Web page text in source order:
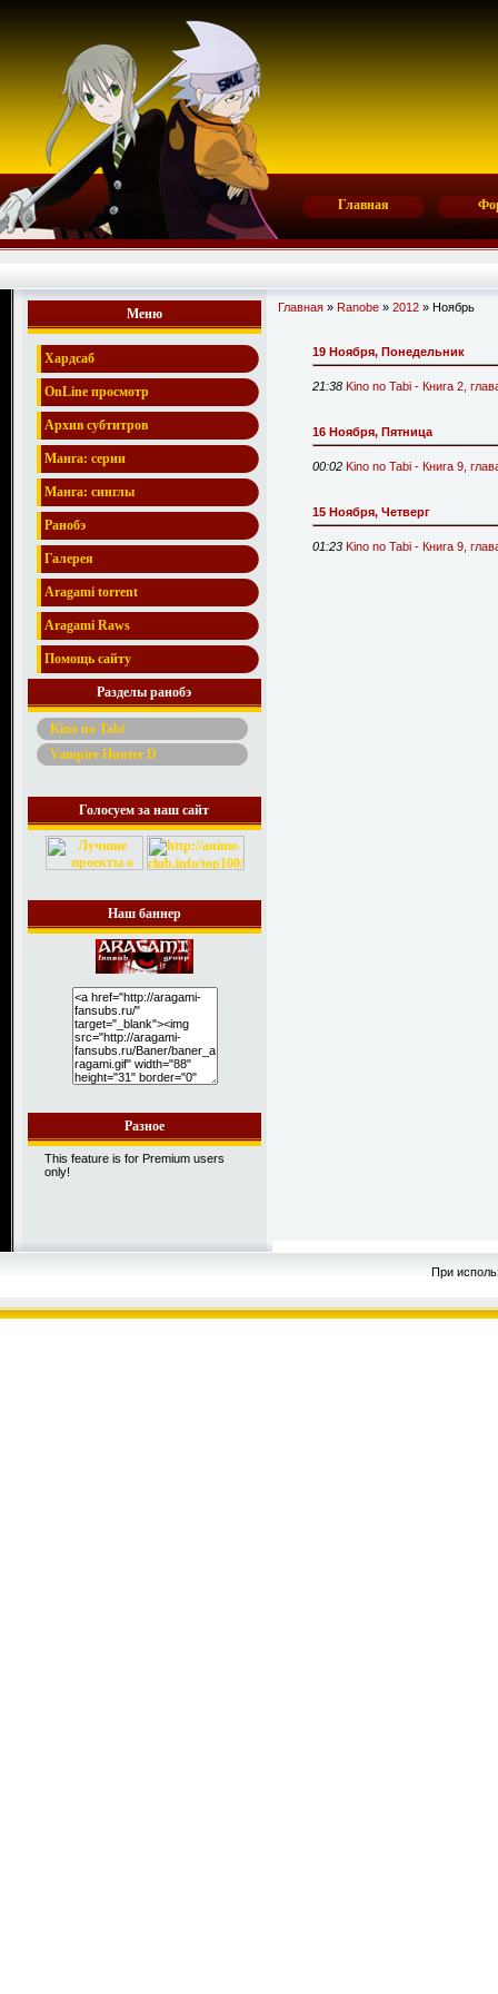
Главная
Меню
Хардсаб
OnLine просмотр
Архив субтитров
Манга: серии
Манга: синглы
Ранобэ
Галерея
Aragami torrent
Aragami Raws
Помощь сайту
Разделы ранобэ
Kino no Tabi
Vampire Hunter D
Голосуем за наш сайт
Наш баннер
Разное
This feature is for Premium users
only!
Главная » Ranobe » 2012 » Ноябрь
19 Ноября, Понедельник
21:38 Kino no Tabi - Книга 2,
16 Ноября, Пятница
00:02 Kino no Tabi - Книга 9,
15 Ноября, Четверг
01:23 Kino no Tabi - Книга 9,
При